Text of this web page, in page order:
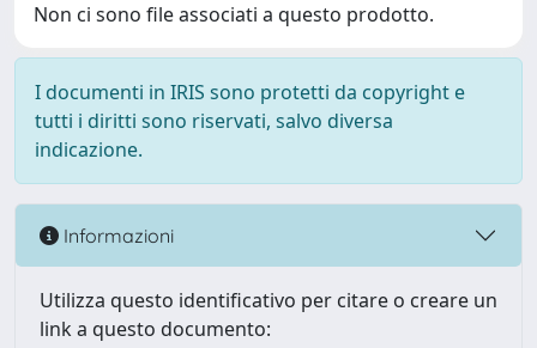
Non ci sono file associati a questo prodotto.
I documenti in IRIS sono protetti da copyright e
tutti i diritti sono riservati, salvo diversa
indicazione.
Informazioni
Utilizza questo identificativo per citare o creare un
link a questo documento: